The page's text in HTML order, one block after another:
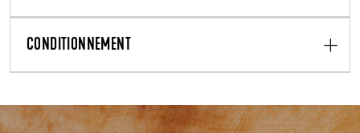
CONDITIONNEMENT